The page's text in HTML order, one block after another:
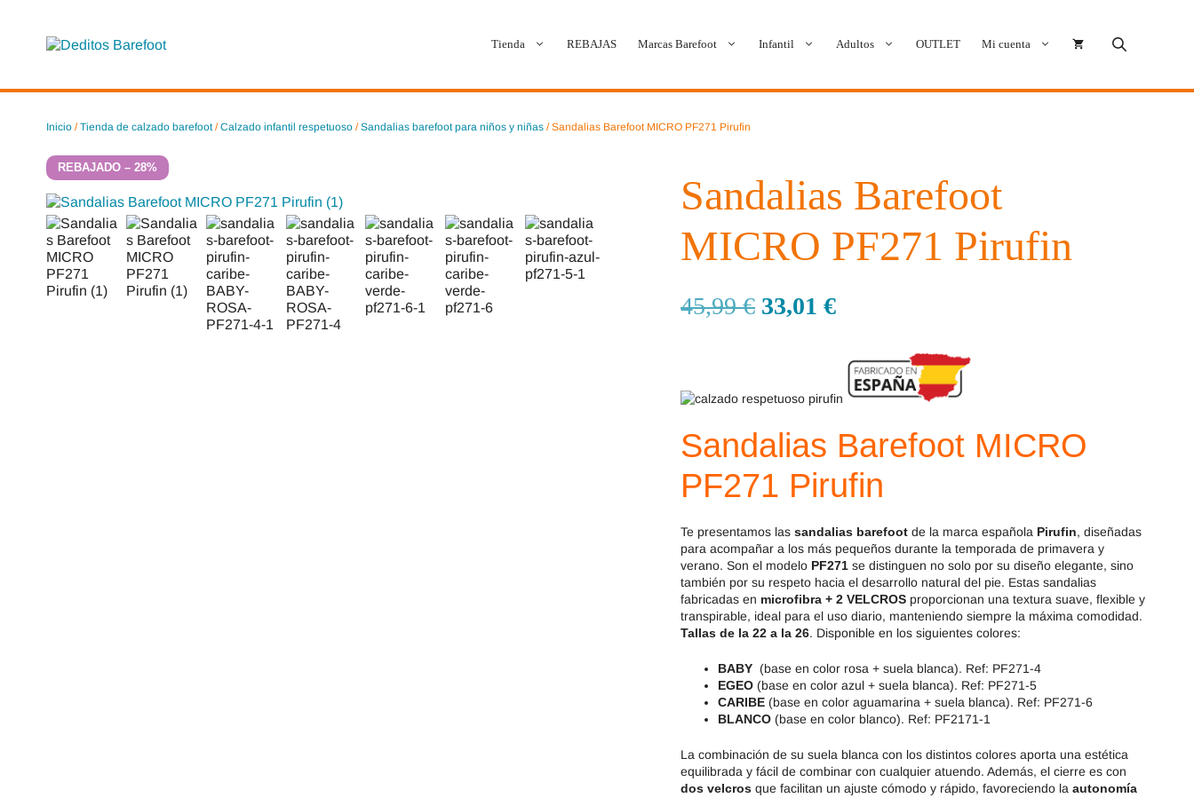
contenido
Tienda REBAJAS Marcas Barefoot
Ballop
Crave Barefoot
Coimbra
Dada
Batilas
B&W Break and Walk
D.D. Step
Froddo
Hi-Tec
JOMA
Knitido
Shapen
Ipanema
Demax
FlexiNens
Magical Shoes
OldSoles
RIA
Vivant
Igor
Reima
Tikki
Zapy
Infantil Adultos OUTLET Mi cuenta
Inicio /Tienda de calzado barefoot/Calzado infantil respetuoso /Sandalias barefoot para niños y niñas / Sandalias Barefoot MICRO PF271 Pirufin
REBAJADO – 28%
Sandalias Barefoot
MICRO PF271 Pirufin
45,99€ 33,01 €
Sandalias Barefoot MICRO
PF271 Pirufin
Te presentamos las sandalias barefoot de la marca española Pirufin, diseñadas
para acompañar a los más pequeños durante la temporada de primavera y
verano. Son el modelo PF271 se distinguen no solo por su diseño elegante, sino
también por su respeto hacia el desarrollo natural del pie. Estas sandalias
fabricadas en microfibra + 2 VELCROS proporcionan una textura suave, flexible y
transpirable, ideal para el uso diario, manteniendo siempre la máxima comodidad.
Tallas de la 22 a la 26. Disponible en los siguientes colores:
BABY (base en color rosa + suela blanca). Ref: PF271-4
EGEO (base en color azul + suela blanca). Ref: PF271-5
CARIBE (base en color aguamarina + suela blanca). Ref: PF271-6
BLANCO (base en color blanco). Ref: PF2171-1
La combinación de su suela blanca con los distintos colores aporta una estética
equilibrada y fácil de combinar con cualquier atuendo. Además, el cierre es con
dos velcros que facilitan un ajuste cómodo y rápido, favoreciendo la autonomía